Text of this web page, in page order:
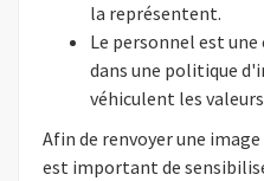
la représentent.
Le personnel est
dans une politique
véhiculent les
Afin de renvoyer une
est important de